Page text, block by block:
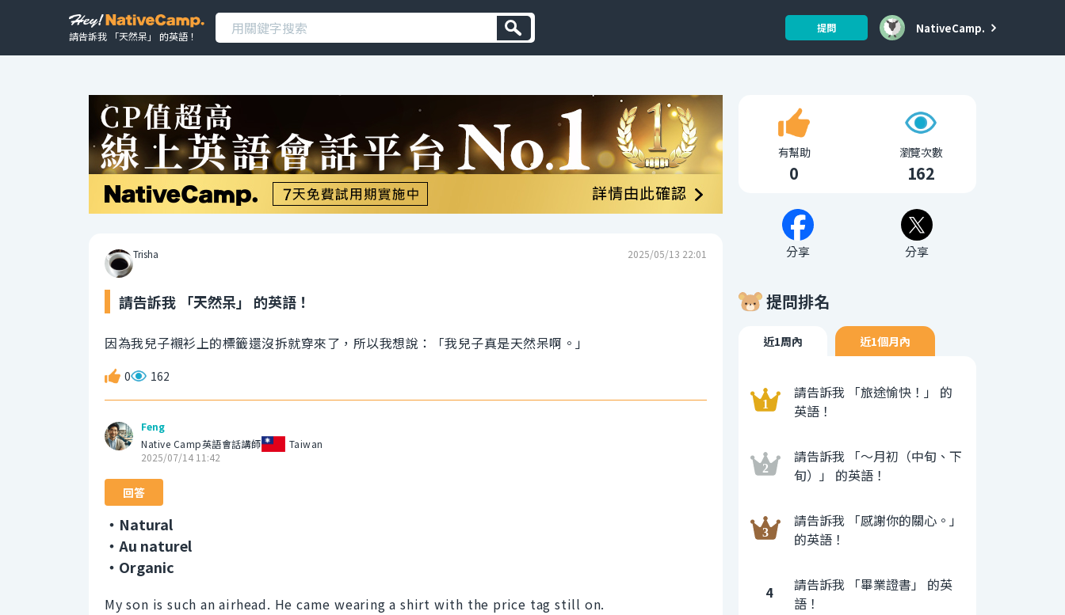
請告訴我 「天然呆」 的英語！
提問 NativeCamp.
Trisha 2025/05/13 22:01
請告訴我 「天然呆」 的英語！
因為我兒子襯衫上的標籤還沒拆就穿來了，所以我想說：「我兒子真是天然呆啊。」
0 162
Feng
Native Camp英語會話講師
Taiwan
2025/07/14 11:42
回答
・Natural
・Au naturel
・Organic
My son is such an airhead. He came wearing a shirt with the price tag still on.
有幫助
0
瀏覽次數
162
分享 分享
提問排名
近1周內 近1個月內
請告訴我 「旅途愉快！」 的
英語！
請告訴我 「〜月初（中旬、下
旬）」 的英語！
請告訴我 「感謝你的關心。」
的英語！
4
請告訴我 「畢業證書」 的英
語！